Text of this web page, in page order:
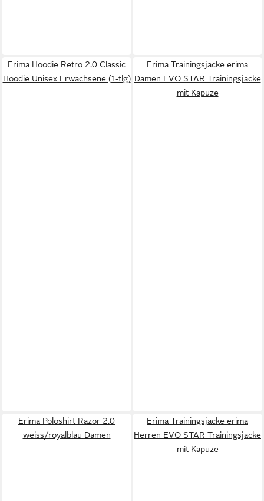
Erima Hoodie Retro 2.0 Classic
Hoodie Unisex Erwachsene (1-tlg)
Erima Trainingsjacke erima
Damen EVO STAR Trainingsjacke
mit Kapuze
Erima Poloshirt Razor 2.0
weiss/royalblau Damen
Erima Trainingsjacke erima
Herren EVO STAR Trainingsjacke
mit Kapuze